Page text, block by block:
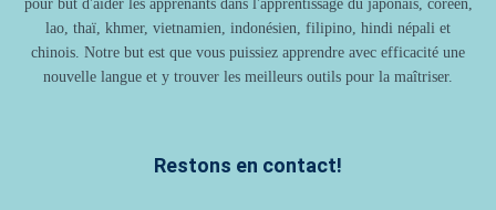
pour but d'aider les apprenants dans l'apprentissage du japonais, coréen,
lao, thaï, khmer, vietnamien, indonésien, filipino, hindi népali et
chinois. Notre but est que vous puissiez apprendre avec efficacité une
nouvelle langue et y trouver les meilleurs outils pour la maîtriser.
Restons en contact!